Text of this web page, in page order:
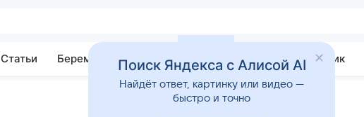
Статьи Беременность Развитие Почемучка Учебник
Поиск Яндекса с Алисой AI
Найдёт ответ, картинку или видео —
быстро и точно